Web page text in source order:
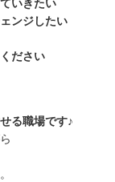
いきたい
ンジしたい
ださい
る職場です♪